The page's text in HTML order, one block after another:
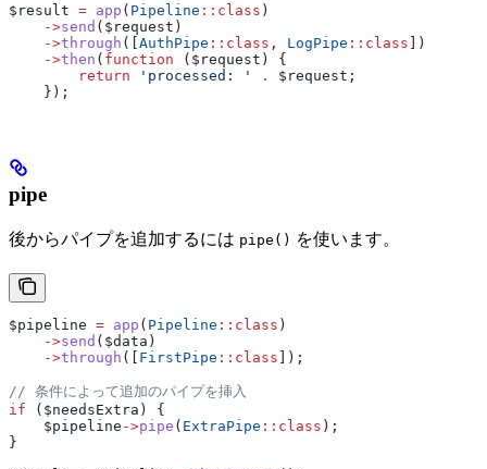
$result = app ( Pipeline :: class )
    ->
send ( $request )
    ->
through ([AuthPipe :: class , LogPipe :: class ])
    ->
then ( function ( $request ) {
        return
'processed: ' . $request ;
    });
pipe
後からパイプを追加するには pipe() を使います。
$pipeline = app ( Pipeline :: class )
    ->
send ( $data )
    ->
through ([ FirstPipe :: class ]);
// 条件によって追加のパイプを挿入
if ( $needsExtra ) {
    $pipeline
->pipe ( ExtraPipe :: class );
}